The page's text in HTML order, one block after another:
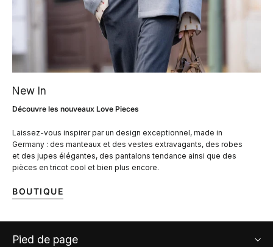
New In
Découvre les nouveaux Love Pieces
Laissez-vous inspirer par un design exceptionnel, made in
Germany : des manteaux et des vestes extravagants, des robes
et des jupes élégantes, des pantalons tendance ainsi que des
pièces en tricot cool et bien plus encore.
BOUTIQUE
Pied de page